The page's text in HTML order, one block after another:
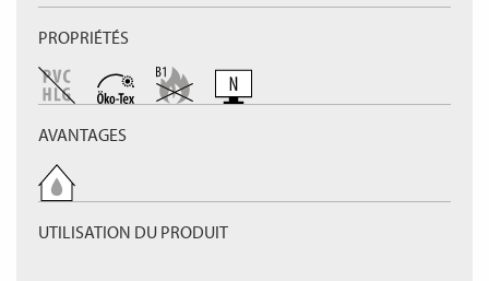
PROPRIÉTÉS
AVANTAGES
UTILISATION DU PRODUIT